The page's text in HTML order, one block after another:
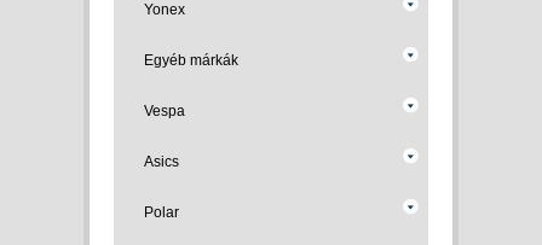
Yonex
Egyéb márkák
Vespa
Asics
Polar